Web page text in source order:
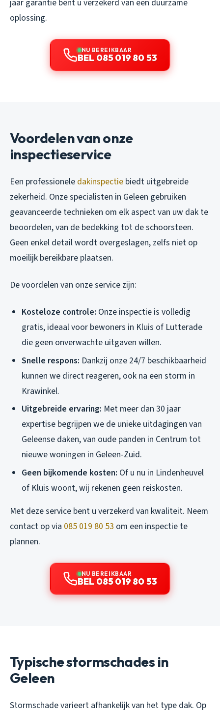
jaar garantie bent u verzekerd van een duurzame
oplossing.
NU BEREIKBAAR
BEL 085 019 80 53
Voordelen van onze
inspectieservice
Een professionele dakinspectie biedt uitgebreide
zekerheid. Onze specialisten in Geleen gebruiken
geavanceerde technieken om elk aspect van uw dak te
beoordelen, van de bedekking tot de schoorsteen.
Geen enkel detail wordt overgeslagen, zelfs niet op
moeilijk bereikbare plaatsen.
De voordelen van onze service zijn:
Kosteloze controle: Onze inspectie is volledig
gratis, ideaal voor bewoners in Kluis of Lutterade
die geen onverwachte uitgaven willen.
Snelle respons: Dankzij onze 24/7 beschikbaarheid
kunnen we direct reageren, ook na een storm in
Krawinkel.
Uitgebreide ervaring: Met meer dan 30 jaar
expertise begrijpen we de unieke uitdagingen van
Geleense daken, van oude panden in Centrum tot
nieuwe woningen in Geleen-Zuid.
Geen bijkomende kosten: Of u nu in Lindenheuvel
of Kluis woont, wij rekenen geen reiskosten.
Met deze service bent u verzekerd van kwaliteit. Neem
contact op via 085 019 80 53 om een inspectie te
plannen.
NU BEREIKBAAR
BEL 085 019 80 53
Typische stormschades in
Geleen
Stormschade varieert afhankelijk van het type dak. Op